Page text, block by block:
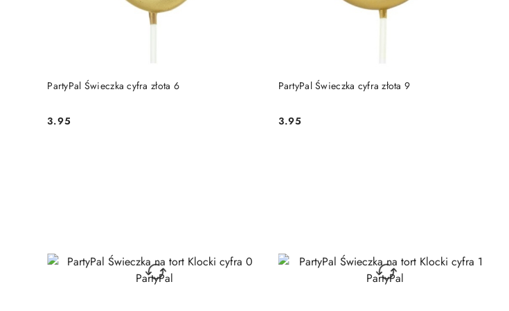
PartyPal Świeczka cyfra złota 6
Cena:
3.95
DO KOSZYKA PartyPal Świeczka cyfra złota 9
Cena:
3.95
DO KOSZYKA